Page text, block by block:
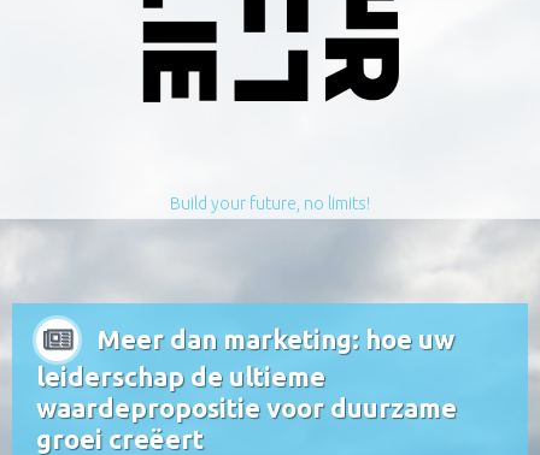
Build your future, no limits!
Meer dan marketing: hoe uw
leiderschap de ultieme
waardepropositie voor duurzame
groei creëert